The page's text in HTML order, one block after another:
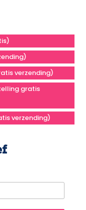
verzending)
gratis
verzending)